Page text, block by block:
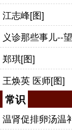
江志峰[图]
义诊那些事儿--
郑琪[图]
王焕英 医师[图]
常识
温肾促排卵汤温